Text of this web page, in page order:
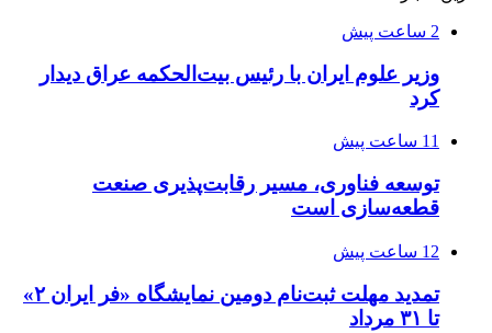
2 ساعت پیش
وزیر علوم ایران با رئیس بیت‌الحکمه عراق دیدار
کرد
11 ساعت پیش
توسعه فناوری، مسیر رقابت‌پذیری صنعت
قطعه‌سازی است
12 ساعت پیش
تمدید مهلت ثبت‌نام دومین نمایشگاه «فر ایران ۲»
تا ۳۱ مرداد